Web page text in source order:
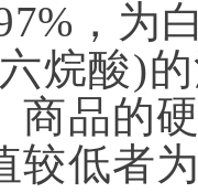
，为
烷酸)
商品的
较低者